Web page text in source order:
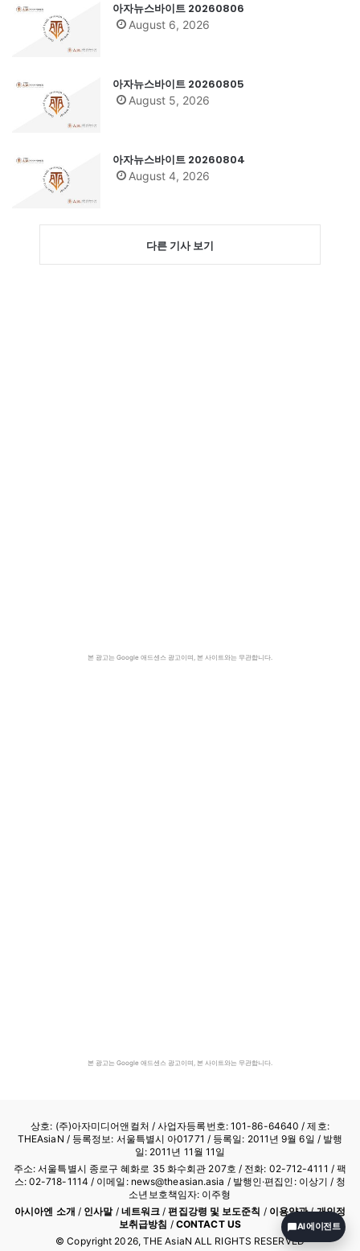
아자뉴스바이트 20260806
August 6, 2026
아자뉴스바이트 20260805
August 5, 2026
아자뉴스바이트 20260804
August 4, 2026
다른 기사 보기
본 광고는 Google 애드센스 광고이며, 본 사이트와는 무관합니다.
본 광고는 Google 애드센스 광고이며, 본 사이트와는 무관합니다.
상호: (주)아자미디어앤컬처 /사업자등록번호: 101-86-64640 / 제호:
THEAsiaN / 등록정보: 서울특별시 아01771 / 등록일: 2011년 9월 6일 / 발행
일: 2011년 11월 11일
주소: 서울특별시 종로구 혜화로 35 화수회관 207호 / 전화: 02-712-4111 / 팩
스: 02-718-1114 / 이메일: news@theasian.asia / 발행인·편집인: 이상기 / 청
소년보호책임자: 이주형
아시아엔 소개 / 인사말/ 네트워크 /편집강령 및 보도준칙 / 이용약관/개인정
보취급방침 / CONTACT US
© Copyright 2026, THE AsiaN ALL RIGHTS RESERVED
AI 에이전트